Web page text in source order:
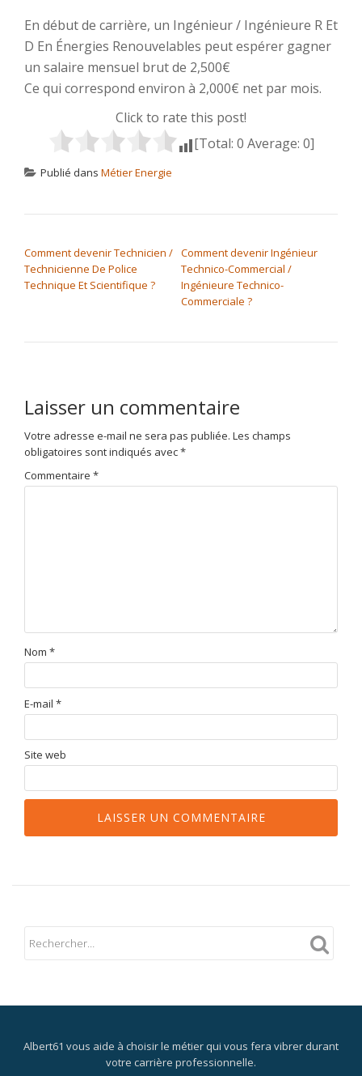
En début de carrière, un Ingénieur / Ingénieure R Et
D En Énergies Renouvelables peut espérer gagner
un salaire mensuel brut de 2,500€
Ce qui correspond environ à 2,000€ net par mois.
Click to rate this post!
[Total: 0 Average: 0]
Publié dans Métier Energie
Comment devenir Technicien /
Technicienne De Police
Technique Et Scientifique ?
Comment devenir Ingénieur
Technico-Commercial /
Ingénieure Technico-
Commerciale ?
Laisser un commentaire
Votre adresse e-mail ne sera pas publiée. Les champs
obligatoires sont indiqués avec*
Commentaire *
Nom *
E-mail *
Site web
Albert61 vous aide à choisir le métier qui vous fera vibrer durant
votre carrière professionnelle.